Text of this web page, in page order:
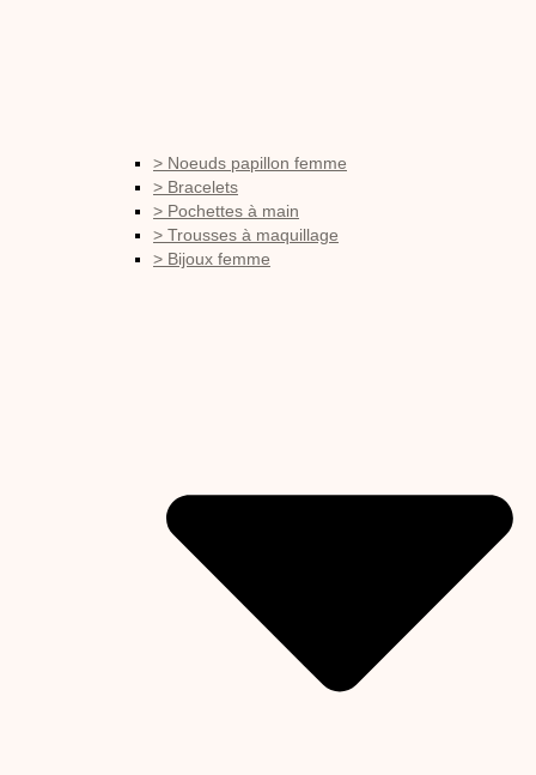
> Noeuds papillon femme
> Bracelets
> Pochettes à main
> Trousses à maquillage
> Bijoux femme